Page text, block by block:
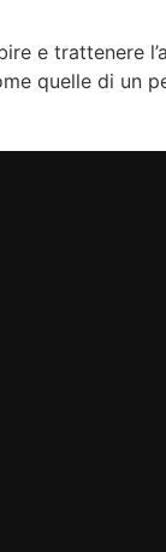
e trattenere
quelle di un